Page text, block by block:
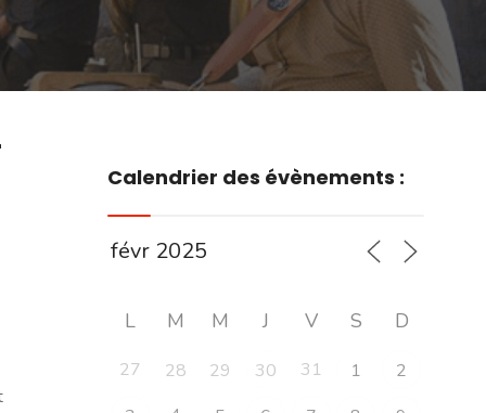
Calendrier des évènements :
L M M J V S D
27 28 29 30 31 1
2